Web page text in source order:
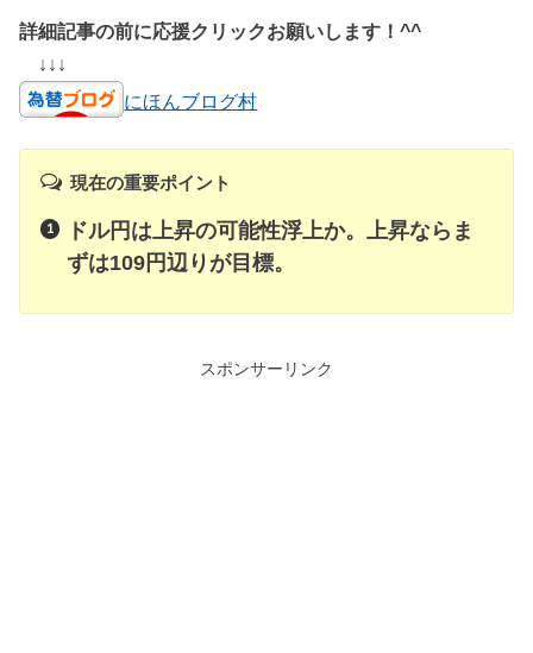
詳細記事の前に応援クリックお願いします！^^
↓↓↓
にほんブログ村
現在の重要ポイント
ドル円は上昇の可能性浮上か。上昇ならま
ずは109円辺りが目標。
スポンサーリンク